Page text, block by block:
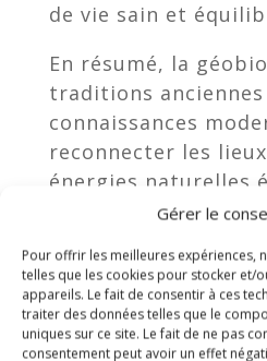
Gérer le
Pour offrir les meilleures expériences,
telles que les cookies pour stocker et/
appareils. Le fait de consentir à ces
traiter des données telles que le
uniques sur ce site. Le fait de ne pas
consentement peut avoir un effet
de vie sain et
En résumé, la
traditions
connaissances
reconnecter les
énergies naturelles
favorisant ainsi
Les
Pratiques de